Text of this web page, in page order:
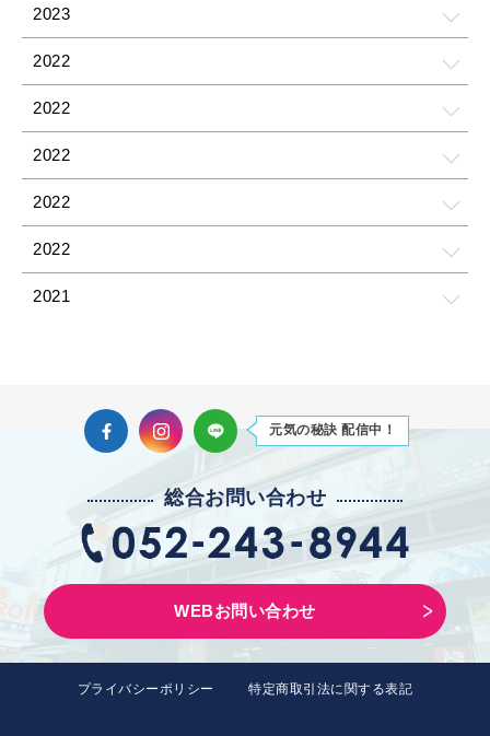
2023
2022
2022
2022
2022
2022
2021
2021
FacebookInstagramLINE元気の秘訣 配信中！
総合お問い合わせ
WEBお問い合わせ
プライバシーポリシー 特定商取引法に関する表記